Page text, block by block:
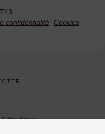
confidentialité- Cookies
WordPress.